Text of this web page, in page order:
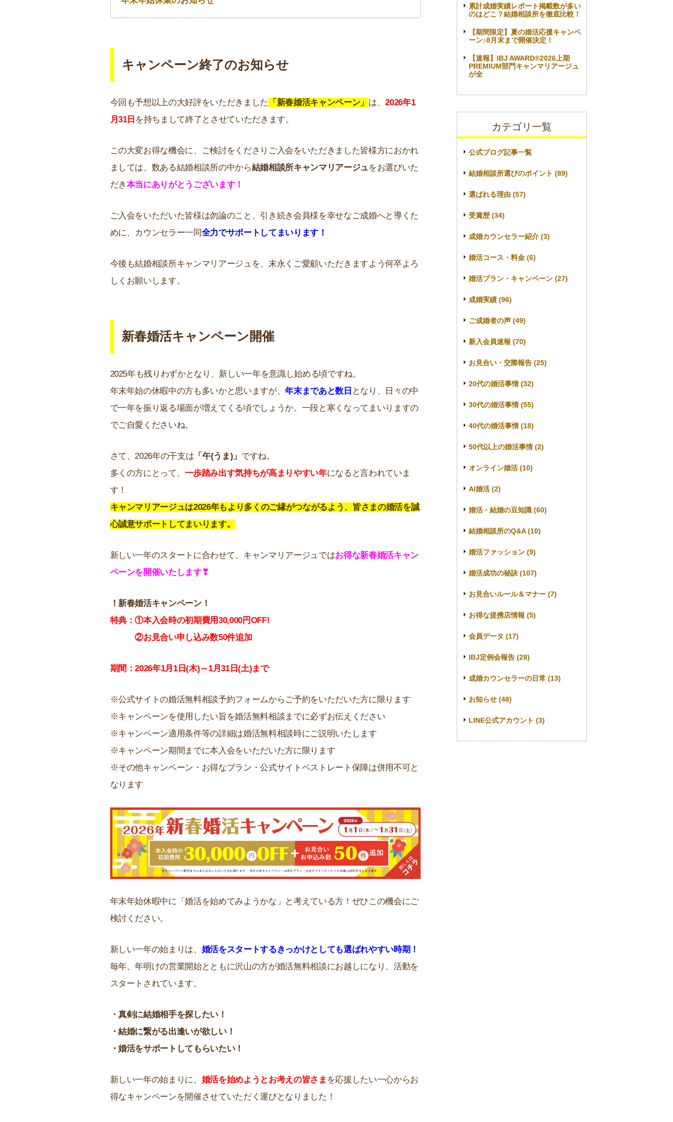
キャンペーン終了のお知らせ
今回も予想以上の大好評をいただきました 「新春婚活キャンペーン」 は、2026年1
月31日 を持ちまして終了とさせていただきます。
この大変お得な機会に、ご検討をくださりご入会をいただきました皆様方におかれ
ましては、数ある結婚相談所の中から結婚相談所キャンマリアージュをお選びいた
だき本当にありがとうございます！
ご入会をいただいた皆様は勿論のこと、引き続き会員様を幸せなご成婚へと導くた
めに、カウンセラー一同全力でサポートしてまいります！
今後も結婚相談所キャンマリアージュを、末永くご愛顧いただきますよう何卒よろ
しくお願いします。
新春婚活キャンペーン開催
2025年も残りわずかとなり、新しい一年を意識し始める頃ですね。
年末年始の休暇中の方も多いかと思いますが、年末まであと数日 となり、日々の中
で一年を振り返る場面が増えてくる頃でしょうか。一段と寒くなってまいりますの
でご自愛くださいね。
さて、2026年の干支は 「午(うま)」 ですね。
多くの方にとって、一歩踏み出す気持ちが高まりやすい年になると言われていま
す！
キャンマリアージュは2026年もより多くのご縁がつながるよう、皆さまの婚活を誠
心誠意サポートしてまいります。
新しい一年のスタートに合わせて、キャンマリアージュではお得な新春婚活キャン
ペーンを開催いたします❣
！新春婚活キャンペーン！
特典：①本入会時の初期費用30,000円OFF!
②お見合い申し込み数50件追加
期間：2026年1月1日(木)～1月31日(土)まで
※公式サイトの婚活無料相談予約フォームからご予約をいただいた方に限ります
※キャンペーンを使用したい旨を婚活無料相談までに必ずお伝えください
※キャンペーン適用条件等の詳細は婚活無料相談時にご説明いたします
※キャンペーン期間までに本入会をいただいた方に限ります
※その他キャンペーン・お得なプラン・公式サイトベストレート保障は併用不可と
なります
年末年始休暇中に「婚活を始めてみようかな」と考えている方！ぜひこの機会にご
検討ください。
新しい一年の始まりは、 婚活をスタートするきっかけとしても選ばれやすい時期！
毎年、年明けの営業開始とともに沢山の方が婚活無料相談にお越しになり、活動を
スタートされています。
・真剣に結婚相手を探したい！
・結婚に繋がる出逢いが欲しい！
・婚活をサポートしてもらいたい！
新しい一年の始まりに、 婚活を始めようとお考えの皆さま を応援したい一心からお
得なキャンペーンを開催させていただく運びとなりました！
累計成婚実績レポート掲載数が多い
のはどこ？結婚相談所を徹底比較！
【期間限定】夏の婚活応援キャンペ
ーン♪8月末まで開催決定！
【速報】IBJ AWARD®2026上期
PREMIUM部門キャンマリアージュ
が全
カテゴリ一覧
公式ブログ記事一覧
結婚相談所選びのポイント (89)
選ばれる理由 (57)
受賞歴 (34)
成婚カウンセラー紹介 (3)
婚活コース・料金 (6)
婚活プラン・キャンペーン (27)
成婚実績 (96)
ご成婚者の声 (49)
新入会員速報 (70)
お見合い・交際報告 (25)
20代の婚活事情 (32)
30代の婚活事情 (55)
40代の婚活事情 (18)
50代以上の婚活事情 (2)
オンライン婚活 (10)
AI婚活 (2)
婚活・結婚の豆知識 (60)
結婚相談所のQ&A (10)
婚活ファッション (9)
婚活成功の秘訣 (107)
お見合いルール＆マナー (7)
お得な提携店情報 (5)
会員データ (17)
IBJ定例会報告 (28)
成婚カウンセラーの日常 (13)
お知らせ (48)
LINE公式アカウント (3)